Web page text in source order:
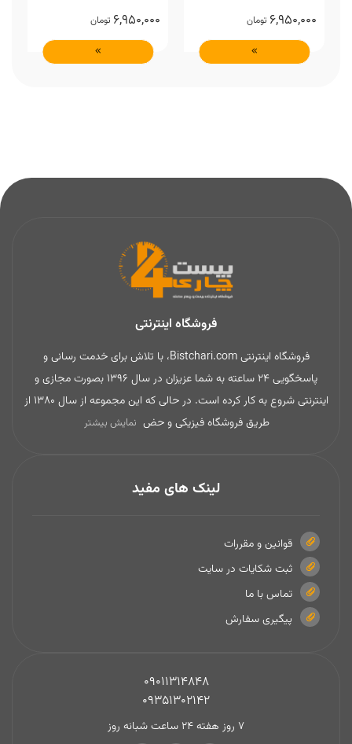
6,950,000 تومان 6,950,000 تومان
فروشگاه اینترنتی
فروشگاه اینترنتی Bistchari.com، با تلاش برای خدمت رسانی و
پاسخگویی 24 ساعته به شما عزیزان در سال 1396 بصورت مجازی و
اینترنتی شروع به کار کرده است. در حالی که این مجموعه از سال 1380 از
طریق فروشگاه فیزیکی و حض نمایش بیشتر
لینک های مفید
قوانین و مقررات
ثبت شکایات در سایت
تماس با ما
پیگیری سفارش
09011314848
09351302142
7 روز هفته 24 ساعت شبانه روز